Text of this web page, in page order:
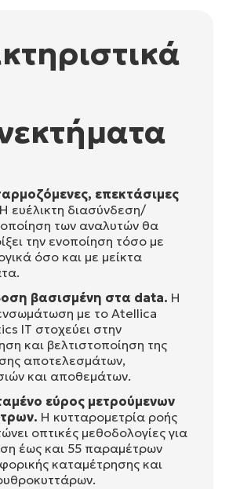
επεκτάσιμες
Η ευέλικτη διασύνδεση/
των αναλυτών θα
την ενοποίηση τόσο με
όσο και με μείκτα
βασισμένη στα data. Η
με το Atellica
IT στοχεύει στην
και βελτιστοποίηση της
αποτελεσμάτων,
και αποθεμάτων.
εύρος μετρούμενων
Η κυτταρομετρία ροής
οπτικές μεθοδολογίες για
έως και 55 παραμέτρων
καταμέτρησης και